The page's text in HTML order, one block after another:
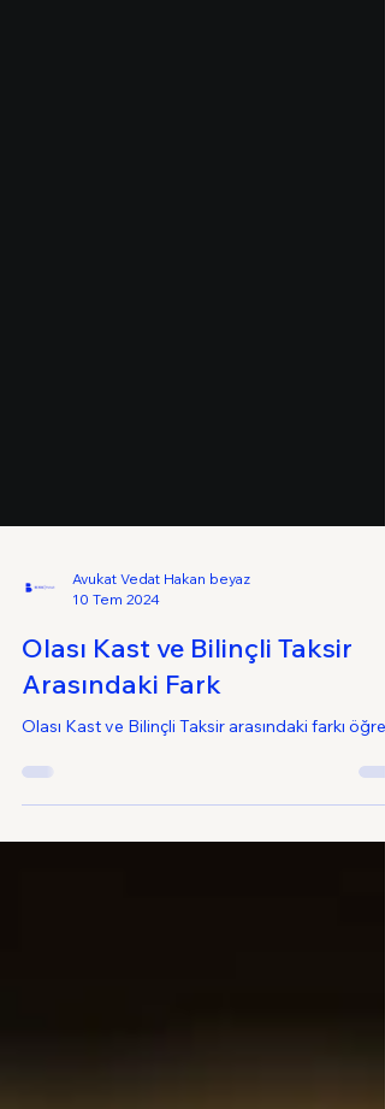
Avukat Vedat Hakan beyaz
10 Tem 2024
Olası Kast ve Bilinçli Taksir
Arasındaki Fark
Olası Kast ve Bilinçli Taksir arasındaki farkı